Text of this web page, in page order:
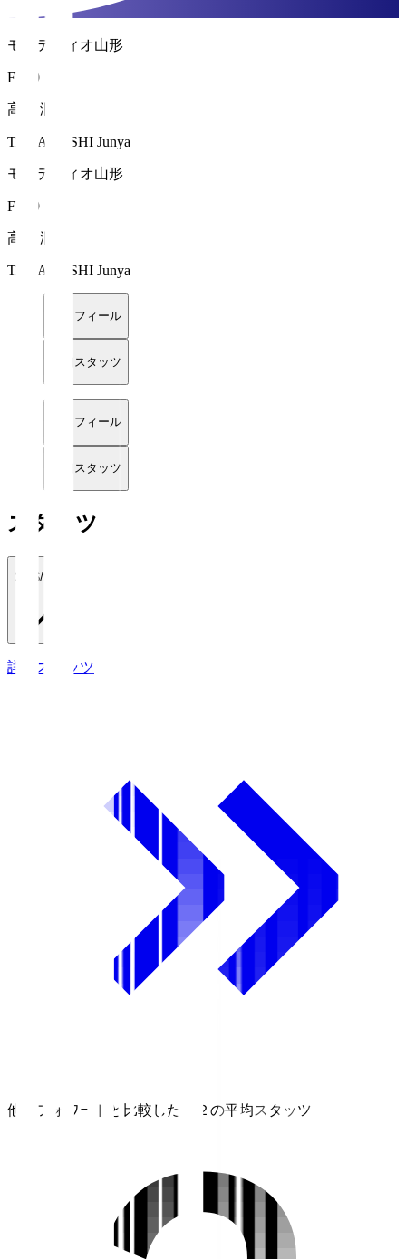
モンテディオ山形
FW 9
高橋 潤哉
TAKAHASHI Junya
モンテディオ山形
FW 9
高橋 潤哉
TAKAHASHI Junya
プロフィール
詳細スタッツ
プロフィール
詳細スタッツ
スタッツ
2026/27
詳細スタッツ
他のフォワードと比較したＪ２の平均スタッツ